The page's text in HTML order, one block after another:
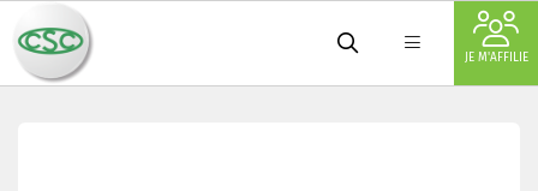
JE M'AFFILIE